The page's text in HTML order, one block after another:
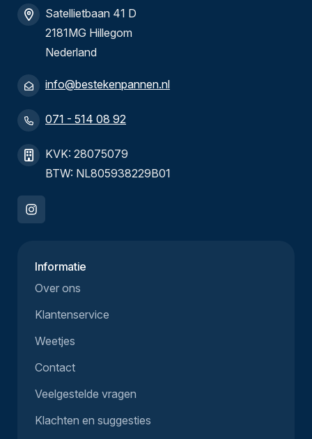
Satellietbaan 41 D
2181MG Hillegom
Nederland
info@bestekenpannen.nl
071 - 514 08 92
KVK: 28075079
BTW: NL805938229B01
Informatie
Over ons
Klantenservice
Weetjes
Contact
Veelgestelde vragen
Klachten en suggesties